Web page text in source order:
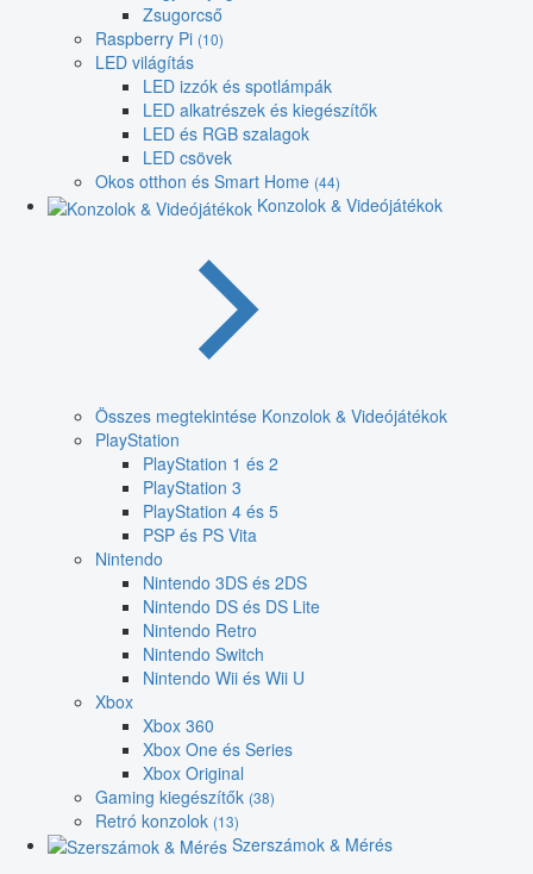
Zsugorcső
Raspberry Pi (10)
LED világítás
LED izzók és spotlámpák
LED alkatrészek és kiegészítők
LED és RGB szalagok
LED csövek
Okos otthon és Smart Home (44)
Konzolok & Videójátékok
Összes megtekintése Konzolok & Videójátékok
PlayStation
PlayStation 1 és 2
PlayStation 3
PlayStation 4 és 5
PSP és PS Vita
Nintendo
Nintendo 3DS és 2DS
Nintendo DS és DS Lite
Nintendo Retro
Nintendo Switch
Nintendo Wii és Wii U
Xbox
Xbox 360
Xbox One és Series
Xbox Original
Gaming kiegészítők (38)
Retró konzolok (13)
Szerszámok & Mérés